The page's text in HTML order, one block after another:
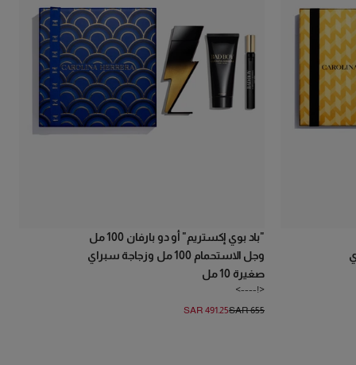
"باد بوي إكستريم" أو دو بارفان 100 مل
وجل الاستحمام 100 مل وزجاجة سبراي
صغيرة 10 مل
<!---->
SAR 655
SAR 491.25